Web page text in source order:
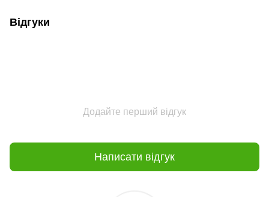
Відгуки
Додайте перший відгук
Написати відгук